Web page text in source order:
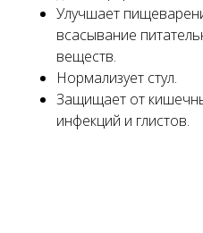
Улучшает
всасывание
веществ.
Нормализует стул.
Защищает от
инфекций и глистов.